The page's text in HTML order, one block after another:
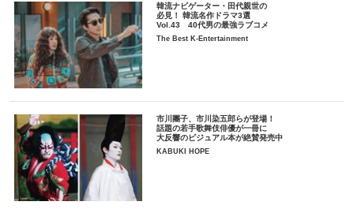
韓流ナビゲーター・田代親世の
必見！ 韓流名作ドラマ3選
Vol.43 40代男の最強ラブコメ
The Best K-Entertainment
市川團子、市川染五郎らが登場！
話題の若手歌舞伎俳優が一冊に
大反響のビジュアル本が絶賛発売中
KABUKI HOPE